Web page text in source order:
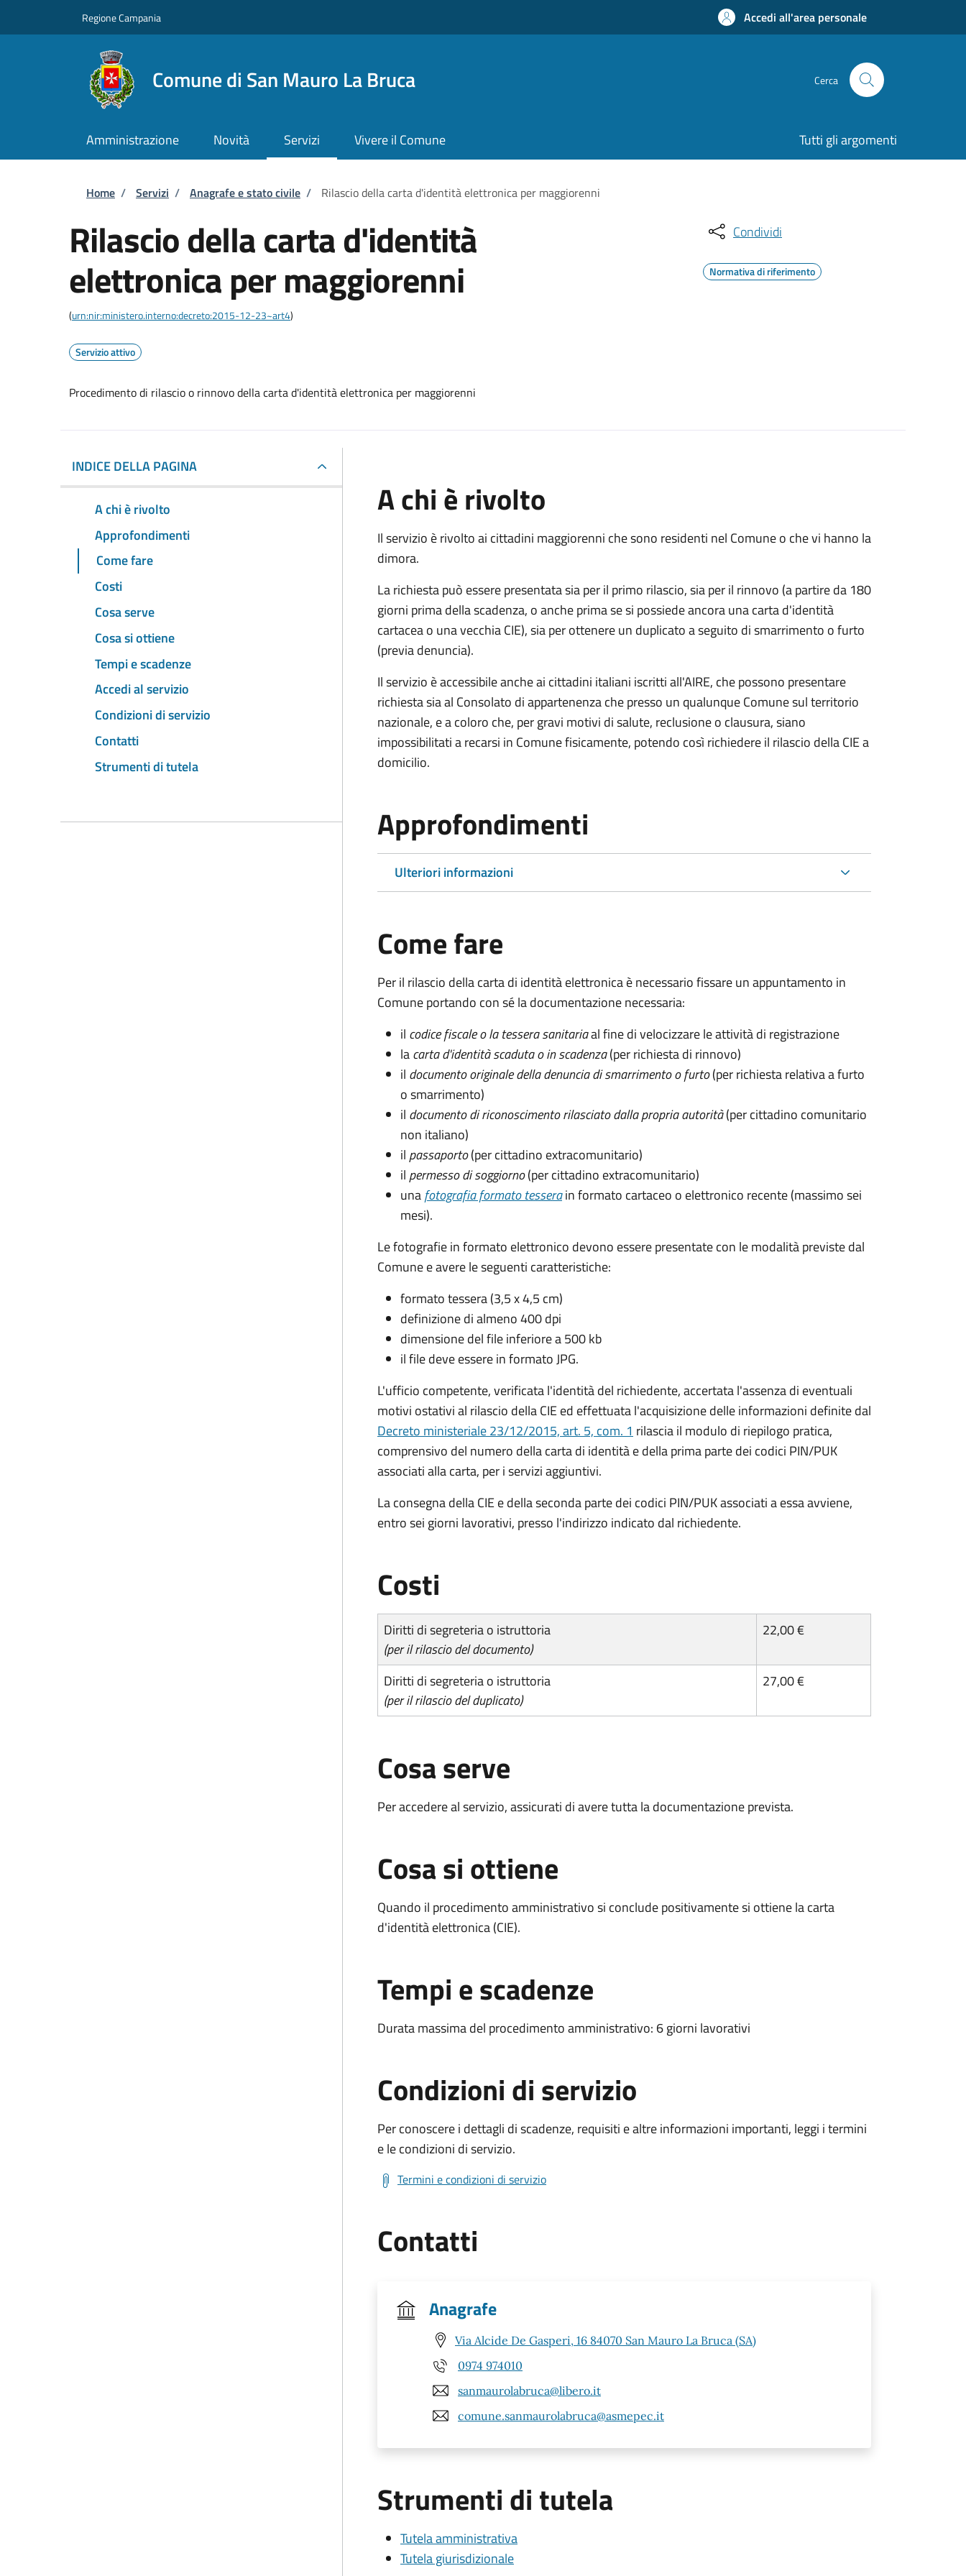
Regione Campania Accedi all'area personale
Comune di San Mauro La Bruca Cerca
Amministrazione Novità Servizi Vivere il Comune Tutti gli argomenti
Briciole di pane
Home / Servizi / Anagrafe e stato civile / Rilascio della carta d'identità elettronica per maggiorenni
Rilascio della carta d'identità
elettronica per maggiorenni
(urn:nir:ministero.interno:decreto:2015-12-23~art4)
Servizio attivo
Procedimento di rilascio o rinnovo della carta d'identità elettronica per maggiorenni
Condividi
Normativa di riferimento
INDICE DELLA PAGINA
A chi è rivolto
Approfondimenti
Come fare
Costi
Cosa serve
Cosa si ottiene
Tempi e scadenze
Accedi al servizio
Condizioni di servizio
Contatti
Strumenti di tutela
A chi è rivolto
Il servizio è rivolto ai cittadini maggiorenni che sono residenti nel Comune o che vi hanno la
dimora.
La richiesta può essere presentata sia per il primo rilascio, sia per il rinnovo (a partire da 180
giorni prima della scadenza, o anche prima se si possiede ancora una carta d'identità
cartacea o una vecchia CIE), sia per ottenere un duplicato a seguito di smarrimento o furto
(previa denuncia).
Il servizio è accessibile anche ai cittadini italiani iscritti all'AIRE, che possono presentare
richiesta sia al Consolato di appartenenza che presso un qualunque Comune sul territorio
nazionale, e a coloro che, per gravi motivi di salute, reclusione o clausura, siano
impossibilitati a recarsi in Comune fisicamente, potendo così richiedere il rilascio della CIE a
domicilio.
Approfondimenti
Ulteriori informazioni
Come fare
Per il rilascio della carta di identità elettronica è necessario fissare un appuntamento in
Comune portando con sé la documentazione necessaria:
il codice fiscale o la tessera sanitariaal fine di velocizzare le attività di registrazione
lacarta d'identità scaduta o in scadenza(per richiesta di rinnovo)
il documento originale della denuncia di smarrimento o furto(per richiesta relativa a furto
o smarrimento)
il documento di riconoscimento rilasciato dalla propria autorità(per cittadino comunitario
non italiano)
il passaporto(per cittadino extracomunitario)
il permesso di soggiorno(per cittadino extracomunitario)
unafotografia formato tesserain formato cartaceo o elettronico recente (massimo sei
mesi).
Le fotografie in formato elettronico devono essere presentate con le modalità previste dal
Comune e avere le seguenti caratteristiche:
formato tessera (3,5 x 4,5 cm)
definizione di almeno 400 dpi
dimensione del file inferiore a 500 kb
il file deve essere in formato JPG.
L'ufficio competente, verificata l'identità del richiedente, accertata l'assenza di eventuali
motivi ostativi al rilascio della CIE ed effettuata l'acquisizione delle informazioni definite dal
Decreto ministeriale 23/12/2015, art. 5, com. 1 rilascia il modulo di riepilogo pratica,
comprensivo del numero della carta di identità e della prima parte dei codici PIN/PUK
associati alla carta, per i servizi aggiuntivi.
La consegna della CIE e della seconda parte dei codici PIN/PUK associati a essa avviene,
entro sei giorni lavorativi, presso l'indirizzo indicato dal richiedente.
Costi
Diritti di segreteria o istruttoria
(per il rilascio del documento)
22,00 €
Diritti di segreteria o istruttoria
(per il rilascio del duplicato)
27,00 €
Cosa serve
Per accedere al servizio, assicurati di avere tutta la documentazione prevista.
Cosa si ottiene
Quando il procedimento amministrativo si conclude positivamente si ottiene la carta
d'identità elettronica (CIE).
Tempi e scadenze
Durata massima del procedimento amministrativo: 6 giorni lavorativi
Condizioni di servizio
Per conoscere i dettagli di scadenze, requisiti e altre informazioni importanti, leggi i termini
e le condizioni di servizio.
Termini e condizioni di servizio
Contatti
Anagrafe
Via Alcide De Gasperi, 16 84070 San Mauro La Bruca (SA)
0974 974010
sanmaurolabruca@libero.it
comune.sanmaurolabruca@asmepec.it
Strumenti di tutela
Tutela amministrativa
Tutela giurisdizionale